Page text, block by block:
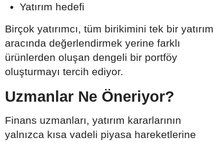
Yatırım hedefi
Birçok yatırımcı, tüm birikimini tek bir yatırım
aracında değerlendirmek yerine farklı
ürünlerden oluşan dengeli bir portföy
oluşturmayı tercih ediyor.
Uzmanlar Ne Öneriyor?
Finans uzmanları, yatırım kararlarının
yalnızca kısa vadeli piyasa hareketlerine